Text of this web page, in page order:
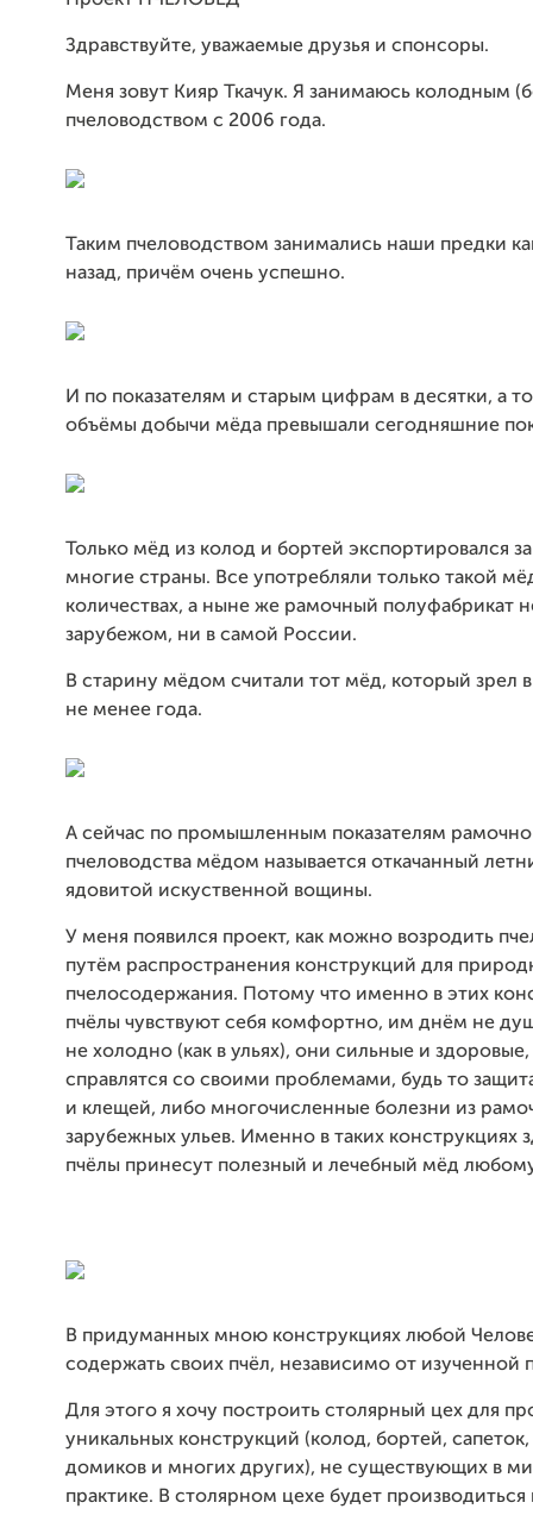
Здравствуйте, уважаемые друзья и спонсоры.
Меня зовут Кияр Ткачук. Я занимаюсь колодным
пчеловодством с 2006 года.
Таким пчеловодством занимались наши предки
назад, причём очень успешно.
И по показателям и старым цифрам в десятки, а
объёмы добычи мёда превышали сегодняшние
Только мёд из колод и бортей экспортировался
многие страны. Все употребляли только такой
количествах, а ныне же рамочный полуфабрикат
зарубежом, ни в самой России.
В старину мёдом считали тот мёд, который зрел в
не менее года.
А сейчас по промышленным показателям
пчеловодства мёдом называется откачанный
ядовитой искуственной вощины.
У меня появился проект, как можно возродить
путём распространения конструкций для
пчелосодержания. Потому что именно в этих
пчёлы чувствуют себя комфортно, им днём не
не холодно (как в ульях), они сильные и
справлятся со своими проблемами, будь то
и клещей, либо многочисленные болезни из
зарубежных ульев. Именно в таких конструкциях
пчёлы принесут полезный и лечебный мёд
В придуманных мною конструкциях любой
содержать своих пчёл, независимо от изученной
Для этого я хочу построить столярный цех для
уникальных конструкций (колод, бортей,
домиков и многих других), не существующих в
практике. В столярном цехе будет